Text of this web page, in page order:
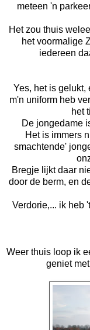
meteen 'n
Het zou thuis
het voormalige
iedereen
Yes, het is gelukt,
m'n uniform heb
het
De jongedame
Het is immers
smachtende'
Bregje lijkt daar
door de berm, en
Verdorie,... ik heb
Weer thuis loop ik
geniet